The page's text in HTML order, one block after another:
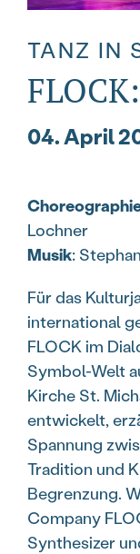
TANZ IN
04. April
Lochner
Musik:
Für das
international
FLOCK im
Symbol-Welt
Kirche St.
entwickelt,
Spannung
Tradition und
Begrenzung.
Company
Synthesizer